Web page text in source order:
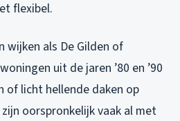
flexibel.
wijken als De Gilden of
uit de jaren ’80 en ’90
of licht hellende daken op
oorspronkelijk vaak al met